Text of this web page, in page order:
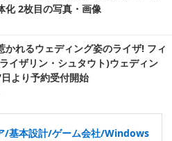
化 2枚目の写真・画像
かれるウェディング姿のライザ! フィ
イザリン・シュタウト)ウェディン
より予約受付開始
/基本設計/ゲーム会社/Windows